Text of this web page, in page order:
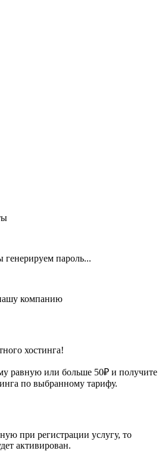
пароль...
компанию
хостинга!
равную или больше 50₽ и получите
по выбранному тарифу.
при регистрации услугу, то
активирован.